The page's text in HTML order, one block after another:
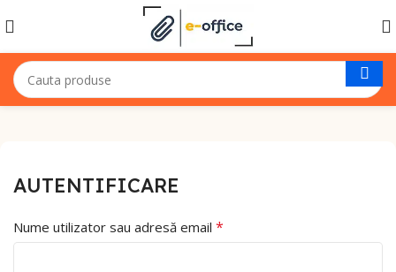
AUTENTIFICARE
Nume utilizator sau adresă email *